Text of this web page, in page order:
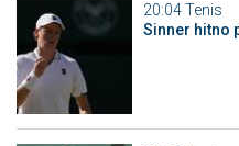
20:04Tenis
Sinner hitno